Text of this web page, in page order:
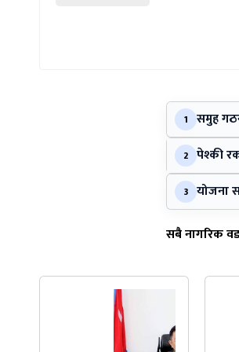
1 समुह
2 पेश्की
3 योजना
सबै नागरिक